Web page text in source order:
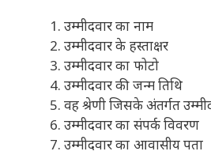
उम्मीदवार का नाम
उम्मीदवार के हस्ताक्षर
उम्मीदवार का फोटो
उम्मीदवार की जन्म तिथि
वह श्रेणी जिसके अंतर्गत
उम्मीदवार का संपर्क विवरण
उम्मीदवार का आवासीय पता